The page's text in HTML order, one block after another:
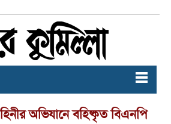
অভিযানে বহিষ্কৃত বিএনপি